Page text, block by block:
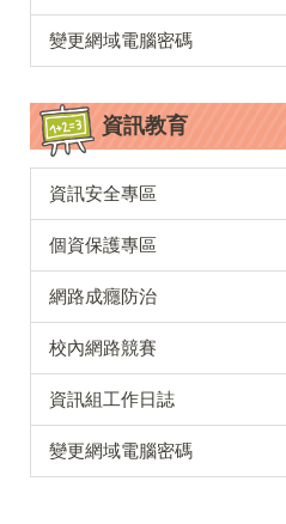
變更網域電腦密碼
資訊教育
資訊安全專區
個資保護專區
網路成癮防治
校內網路競賽
資訊組工作日誌
變更網域電腦密碼